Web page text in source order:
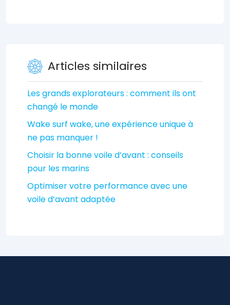
Articles similaires
Les grands explorateurs : comment ils ont
changé le monde
Wake surf wake, une expérience unique à
ne pas manquer !
Choisir la bonne voile d’avant : conseils
pour les marins
Optimiser votre performance avec une
voile d’avant adaptée